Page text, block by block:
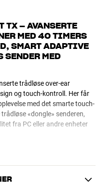
TX – AVANSERTE
MED 40 TIMERS
SMART ADAPTIVE
SENDER MED
trådløse over-ear
og touch-kontroll. Her får
med det smarte touch-
«dongle» senderen,
fra PC eller andre enheter
spille helt opptil 70 timer, så
med det aller første.